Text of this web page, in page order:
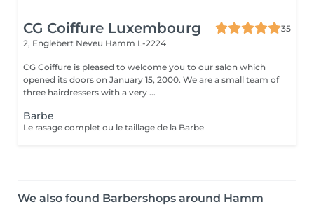
CG Coiffure Luxembourg
35
2, Englebert Neveu Hamm L-2224
CG Coiffure is pleased to welcome you to our salon which
opened its doors on January 15, 2000. We are a small team of
three hairdressers with a very ...
Barbe
Le rasage complet ou le taillage de la Barbe
We also found Barbershops around Hamm